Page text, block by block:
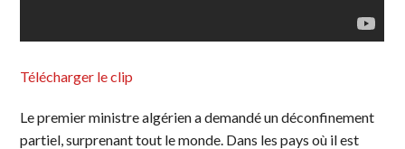
Télécharger le clip
Le premier ministre algérien a demandé un déconfinement
partiel, surprenant tout le monde. Dans les pays où il est